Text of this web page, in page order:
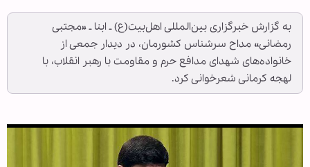
به گزارش خبرگزاری بین‌المللی اهل‌بیت(ع) ـ ابنا ـ «مجتبی
رمضانی» مداح سرشناس کشورمان، در دیدار جمعی از
خانواده‌های شهدای مدافع حرم و مقاومت با رهبر انقلاب، با
لهجه کرمانی شعرخوانی کرد.